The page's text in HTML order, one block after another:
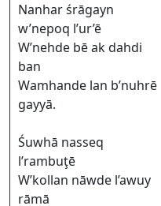
Nanhar śrāgayn
w’nepoq l’ur’ē
W’nehde bē ak dahdi
ban
Wamhande lan b’nuhrē
gayyā.
Śuwhā nasseq
l’rambuţē
W’kollan nāwde l’awuy
rāmā